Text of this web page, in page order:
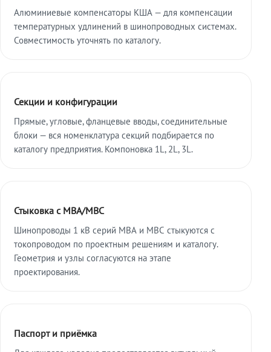
Алюминиевые компенсаторы КША — для компенсации
температурных удлинений в шинопроводных системах.
Совместимость уточнять по каталогу.
Секции и конфигурации
Прямые, угловые, фланцевые вводы, соединительные
блоки — вся номенклатура секций подбирается по
каталогу предприятия. Компоновка 1L, 2L, 3L.
Стыковка с МВА/МВС
Шинопроводы 1 кВ серий МВА и МВС стыкуются с
токопроводом по проектным решениям и каталогу.
Геометрия и узлы согласуются на этапе
проектирования.
Паспорт и приёмка